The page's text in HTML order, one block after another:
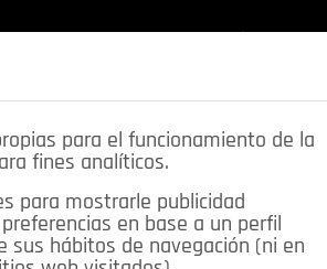
CRÓNICAS DE
para el funcionamiento de la
fines analíticos.
para mostrarle publicidad
en base a un perfil
sus hábitos de navegación (ni en